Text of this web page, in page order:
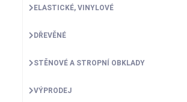
ELASTICKÉ, VINYLOVÉ
DŘEVĚNÉ
STĚNOVÉ A STROPNÍ OBKLADY
VÝPRODEJ